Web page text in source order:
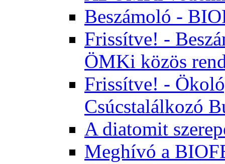
Beszámoló -
Frissítve! -
ÖMKi közös
Frissítve! -
Csúcstalálkozó
A diatomit
Meghívó a